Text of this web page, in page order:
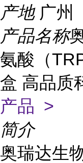
产地 广州
产品名称
氨酸（
盒 高品质
产品 >
简介
奥瑞达生